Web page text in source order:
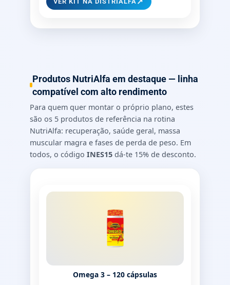
Produtos NutriAlfa em destaque — linha
compatível com alto rendimento
Para quem quer montar o próprio plano, estes
são os 5 produtos de referência na rotina
NutriAlfa: recuperação, saúde geral, massa
muscular magra e fases de perda de peso. Em
todos, o código INES15dá-te 15% de desconto.
Omega 3 – 120 cápsulas